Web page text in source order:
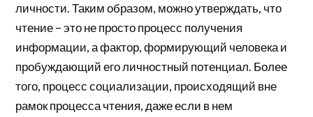
личности. Таким образом, можно утверждать, что
чтение – это не просто процесс получения
информации, а фактор, формирующий человека и
пробуждающий его личностный потенциал. Более
того, процесс социализации, происходящий вне
рамок процесса чтения, даже если в нем